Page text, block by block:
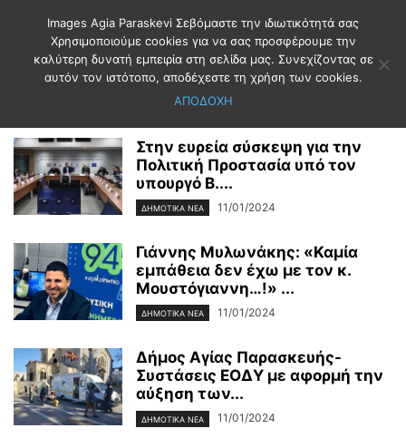
Αρχική 2024 Ιανουάριος 11
Ημερήσιο Αρχείο: 11/01/2024
Στην ευρεία σύσκεψη για την
Πολιτική Προστασία υπό τον
υπουργό Β....
ΔΗΜΟΤΙΚΑ ΝΕΑ 11/01/2024
Γιάννης Μυλωνάκης: «Καμία
εμπάθεια δεν έχω με τον κ.
Μουστόγιαννη…!» ...
ΔΗΜΟΤΙΚΑ ΝΕΑ 11/01/2024
Δήμος Αγίας Παρασκευής-
Συστάσεις ΕΟΔΥ με αφορμή την
αύξηση των...
ΔΗΜΟΤΙΚΑ ΝΕΑ 11/01/2024
Images Agia Paraskevi Σεβόμαστε την ιδιωτικότητά σας
Χρησιμοποιούμε cookies για να σας προσφέρουμε την
καλύτερη δυνατή εμπειρία στη σελίδα μας. Συνεχίζοντας σε
αυτόν τον ιστότοπο, αποδέχεστε τη χρήση των cookies.
ΑΠΟΔΟΧΗ